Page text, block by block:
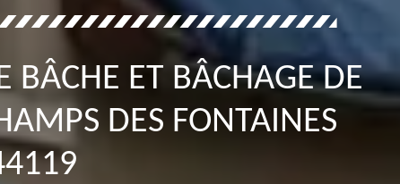
BÂCHE ET BÂCHAGE DE
DES FONTAINES